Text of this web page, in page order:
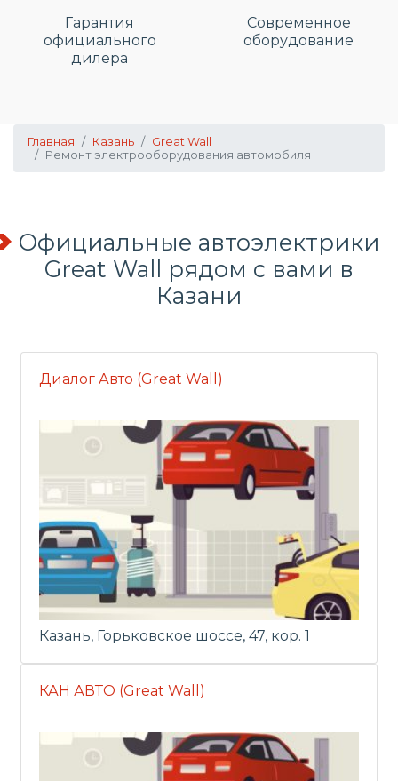
Гарантия
официального
дилера
Современное
оборудование
Главная Казань
Great Wall
Ремонт электрооборудования автомобиля
Официальные автоэлектрики
Great Wall рядом с вами в
Казани
Диалог Авто (Great Wall)
Казань, Горьковское шоссе, 47, кор. 1
КАН АВТО (Great Wall)